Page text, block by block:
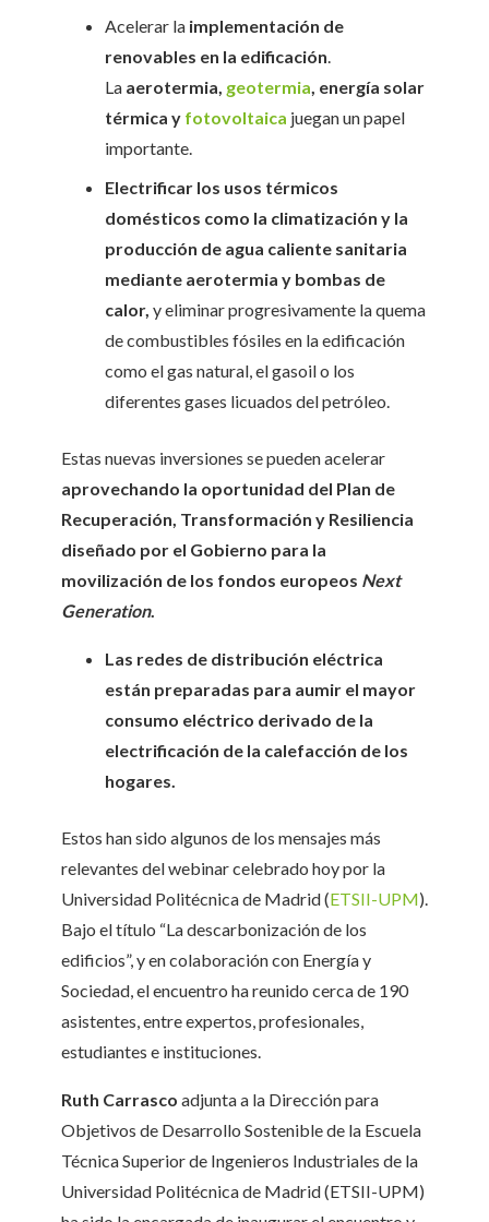
Acelerar la implementación de
renovables en la edificación.
La aerotermia, geotermia, energía solar
térmica y fotovoltaica juegan un papel
importante.
Electrificar los usos térmicos
domésticos como la climatización y la
producción de agua caliente sanitaria
mediante aerotermia y bombas de
calor, y eliminar progresivamente la quema
de combustibles fósiles en la edificación
como el gas natural, el gasoil o los
diferentes gases licuados del petróleo.
Estas nuevas inversiones se pueden acelerar
aprovechando la oportunidad del Plan de
Recuperación, Transformación y Resiliencia
diseñado por el Gobierno para la
movilización de los fondos europeos Next
Generation.
Las redes de distribución eléctrica
están preparadas para aumir el mayor
consumo eléctrico derivado de la
electrificación de la calefacción de los
hogares.
Estos han sido algunos de los mensajes más
relevantes del webinar celebrado hoy por la
Universidad Politécnica de Madrid (ETSII-UPM).
Bajo el título “La descarbonización de los
edificios”, y en colaboración con Energía y
Sociedad, el encuentro ha reunido cerca de 190
asistentes, entre expertos, profesionales,
estudiantes e instituciones.
Ruth Carrasco adjunta a la Dirección para
Objetivos de Desarrollo Sostenible de la Escuela
Técnica Superior de Ingenieros Industriales de la
Universidad Politécnica de Madrid (ETSII-UPM)